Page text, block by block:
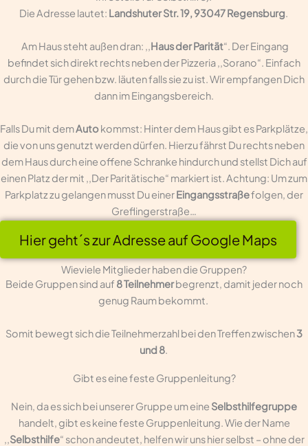
Die Adresse lautet: Landshuter Str. 19, 93047 Regensburg.
Am Haus steht außen dran: ,,Haus der Parität“. Der Eingang
befindet sich direkt rechts neben der Pizzeria ,,Sorano“. Einfach
durch die Tür gehen bzw. läuten falls sie zu ist. Wir empfangen Dich
dann im Eingangsbereich.
Falls Du mit demAutokommst: Hinter dem Haus gibt es Parkplätze,
die von uns genutzt werden dürfen. Hierzu fährst Du rechts neben
dem Haus durch eine offene Schranke hindurch und stellst Dich auf
einen Platz der mit ,,Der Paritätische“ markiert ist. Achtung: Um zum
Parkplatz zu gelangen musst Du einerEingangsstraßefolgen, der
Greflingerstraße…
Hier geht´s zur Adresse auf Google Maps
Wieviele Mitglieder haben die Gruppen?
Beide Gruppen sind auf 8 Teilnehmerbegrenzt, damit jeder noch
genug Raum bekommt.
Somit bewegt sich die Teilnehmerzahl bei den Treffen zwischen3
und 8.
Gibt es eine feste Gruppenleitung?
Nein, da es sich bei unserer Gruppe um eine Selbsthilfegruppe
handelt, gibt es keine feste Gruppenleitung. Wie der Name
,,Selbsthilfe“ schon andeutet, helfen wir uns hier selbst – ohne der